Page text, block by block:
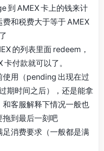
到 AMEX 卡上的钱来计
和税费大于等于 AMEX
的列表里面 redeem，
卡付款就可以了。
用（pending 出现在过
期时间之后），还是能拿
客服解释下情况一般也
拖到最后一刻吧
消费要求（一般都是满